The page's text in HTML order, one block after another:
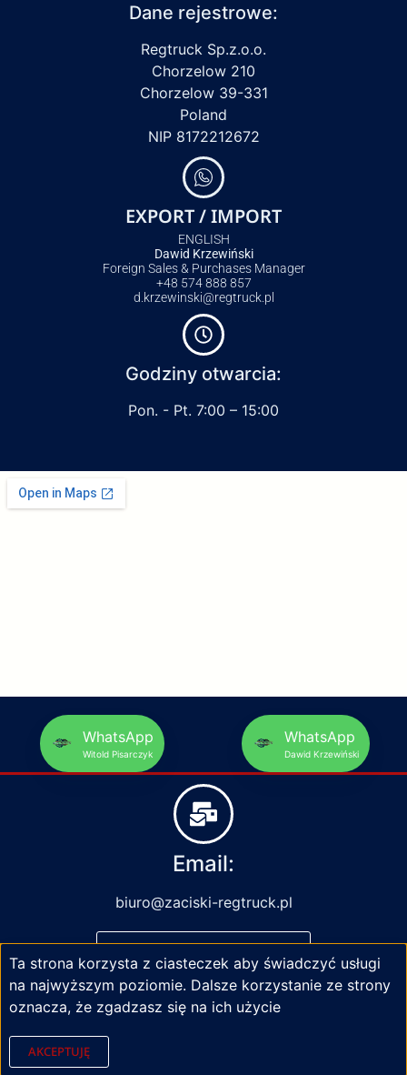
Dane rejestrowe:
Regtruck Sp.z.o.o.
Chorzelow 210
Chorzelow 39-331
Poland
NIP 8172212672
EXPORT / IMPORT
ENGLISH
Dawid Krzewiński
Foreign Sales & Purchases Manager
+48 574 888 857
d.krzewinski@regtruck.pl
Godziny otwarcia:
Pon. - Pt. 7:00 – 15:00
WhatsApp
Witold Pisarczyk
WhatsApp
Dawid Krzewiński
Email:
biuro@zaciski-regtruck.pl
NAPISZ DO NAS
Ta strona korzysta z ciasteczek aby świadczyć usługi
na najwyższym poziomie. Dalsze korzystanie ze strony
oznacza, że zgadzasz się na ich użycie
AKCEPTUJĘ